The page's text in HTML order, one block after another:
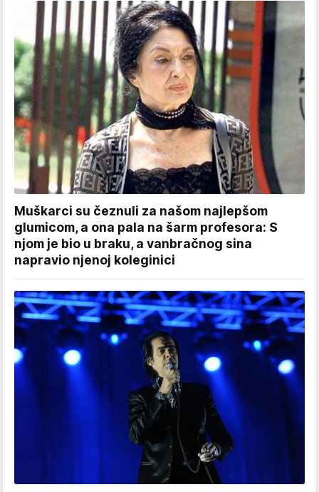
Muškarci su čeznuli za našom najlepšom
glumicom, a ona pala na šarm profesora: S
njom je bio u braku, a vanbračnog sina
napravio njenoj koleginici